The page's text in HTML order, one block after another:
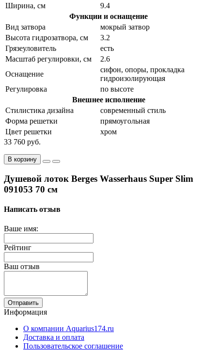
Ширина, см
9.4
Функции и оснащение
Вид затвора
мокрый затвор
Высота гидрозатвора, см
3.2
Грязеуловитель
есть
Масштаб регулировки, см
2.6
Оснащение
сифон, опоры, прокладка
гидроизолирующая
Регулировка
по высоте
Внешнее исполнение
Стилистика дизайна
современный стиль
Форма решетки
прямоугольная
Цвет решетки
хром
33 760 руб.
В корзину
Душевой лоток Berges Wasserhaus Super Slim
091053 70 см
Написать отзыв
Ваше имя:
Рейтинг
Ваш отзыв
Отправить
Информация
О компании Aquarius174.ru
Доставка и оплата
Пользовательское соглашение